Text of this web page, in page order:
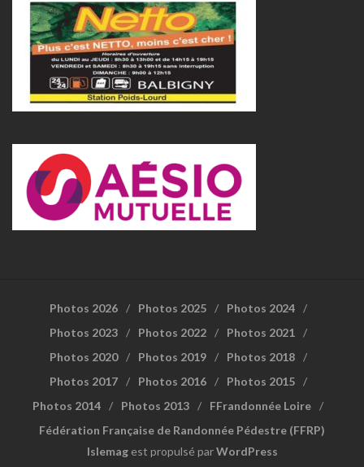
Photos 2026 Photos 2025
Photos 2024
Photos 2023
Photos 2022
Photos 2021
Photos 2020
Photos 2019
Photos 2018
Photos 2017
Photos 2016
Photos 2015
Photos 2014
Photos 2013
FFrandonnée Loire
Fédération Française de Randonnée Pédestre (FFRP)
Islemagest propulsé parWordPress